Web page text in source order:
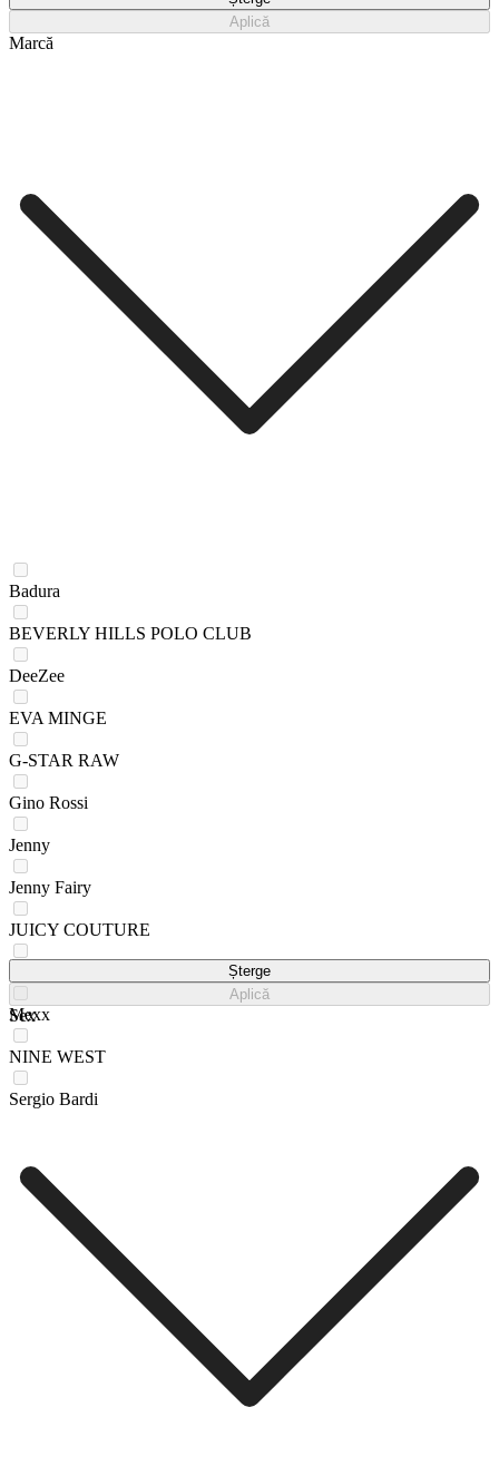
Aplică
Marcă
Badura
BEVERLY HILLS POLO CLUB
DeeZee
EVA MINGE
G-STAR RAW
Gino Rossi
Jenny
Jenny Fairy
JUICY COUTURE
Mexx
NINE WEST
Sergio Bardi
Șterge
Aplică
Sex